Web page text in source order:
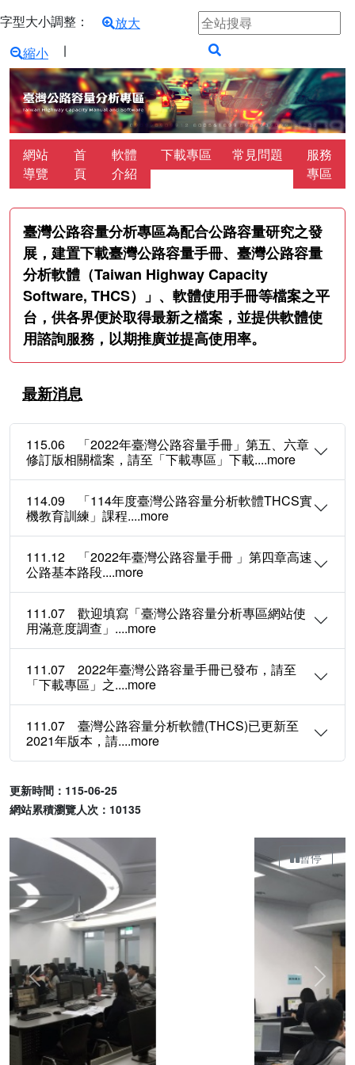
跳到主要內容區塊
字型大小調整區塊
字型大小調整：
放大
縮小
使用這些按鈕可以調整主要內容的字型大小。
∣
全站搜尋關鍵字
搜尋
網站
導覽
首
頁
軟體
介紹
下載專區 常見問題
服務
專區
:::
臺灣公路容量分析專區為配合公路容量研究之發
展，建置下載臺灣公路容量手冊、臺灣公路容量
分析軟體（Taiwan Highway Capacity
Software, THCS）」、軟體使用手冊等檔案之平
台，供各界便於取得最新之檔案，並提供軟體使
用諮詢服務，以期推廣並提高使用率。
最新消息
115.06 「2022年臺灣公路容量手冊」第五、六章
修訂版相關檔案，請至「下載專區」下載....more
114.09 「114年度臺灣公路容量分析軟體THCS實
機教育訓練」課程....more
111.12 「2022年臺灣公路容量手冊 」第四章高速
公路基本路段....more
111.07 歡迎填寫「臺灣公路容量分析專區網站使
用滿意度調查」....more
111.07 2022年臺灣公路容量手冊已發布，請至
「下載專區」之....more
111.07 臺灣公路容量分析軟體(THCS)已更新至
2021年版本，請....more
更新時間：115-06-25
網站累積瀏覽人次：10135
暫停